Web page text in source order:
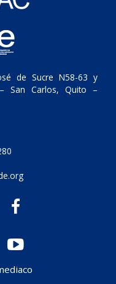
de Sucre N58-63 y
San Carlos, Quito –